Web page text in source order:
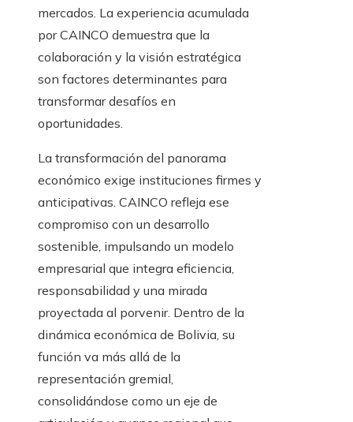
mercados. La experiencia acumulada
por CAINCO demuestra que la
colaboración y la visión estratégica
son factores determinantes para
transformar desafíos en
oportunidades.
La transformación del panorama
económico exige instituciones firmes y
anticipativas. CAINCO refleja ese
compromiso con un desarrollo
sostenible, impulsando un modelo
empresarial que integra eficiencia,
responsabilidad y una mirada
proyectada al porvenir. Dentro de la
dinámica económica de Bolivia, su
función va más allá de la
representación gremial,
consolidándose como un eje de